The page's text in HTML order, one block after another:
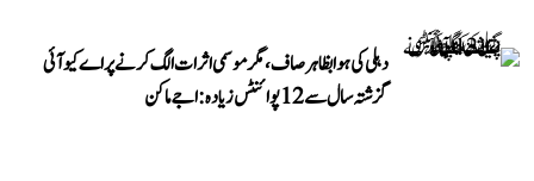
دہلی کی ہوا بظاہر صاف، مگر موسمی اثرات الگ کرنے پر اے کیو آئی
گزشتہ سال سے 12 پوائنٹس زیادہ: اجے ماکن